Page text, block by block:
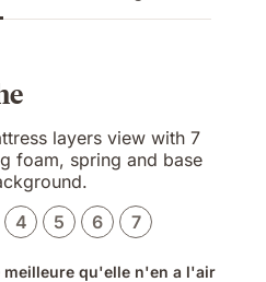
4 5 6 7
meilleure qu'elle n'en a l'air